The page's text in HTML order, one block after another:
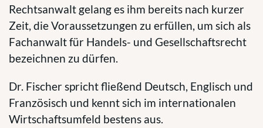
Rechtsanwalt gelang es ihm bereits nach kurzer
Zeit, die Voraussetzungen zu erfüllen, um sich als
Fachanwalt für Handels- und Gesellschaftsrecht
bezeichnen zu dürfen.
Dr. Fischer spricht fließend Deutsch, Englisch und
Französisch und kennt sich im internationalen
Wirtschaftsumfeld bestens aus.